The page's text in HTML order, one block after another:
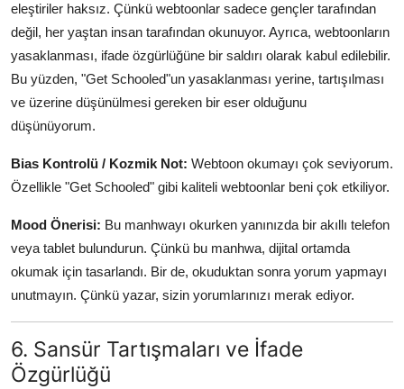
eleştiriler haksız. Çünkü webtoonlar sadece gençler tarafından
değil, her yaştan insan tarafından okunuyor. Ayrıca, webtoonların
yasaklanması, ifade özgürlüğüne bir saldırı olarak kabul edilebilir.
Bu yüzden, "Get Schooled"un yasaklanması yerine, tartışılması
ve üzerine düşünülmesi gereken bir eser olduğunu
düşünüyorum.
Bias Kontrolü / Kozmik Not: Webtoon okumayı çok seviyorum.
Özellikle "Get Schooled" gibi kaliteli webtoonlar beni çok etkiliyor.
Mood Önerisi: Bu manhwayı okurken yanınızda bir akıllı telefon
veya tablet bulundurun. Çünkü bu manhwa, dijital ortamda
okumak için tasarlandı. Bir de, okuduktan sonra yorum yapmayı
unutmayın. Çünkü yazar, sizin yorumlarınızı merak ediyor.
6. Sansür Tartışmaları ve İfade
Özgürlüğü